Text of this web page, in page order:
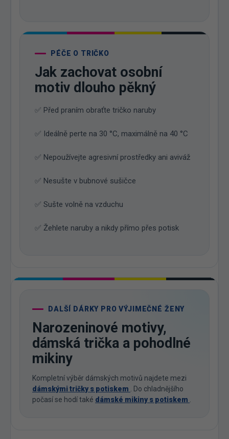
PÉČE O TRIČKO
Jak zachovat osobní
motiv dlouho pěkný
✅ Před praním obraťte tričko naruby
✅ Ideálně perte na 30 °C, maximálně na 40 °C
✅ Nepoužívejte agresivní prostředky ani aviváž
✅ Nesušte v bubnové sušičce
✅ Sušte volně na vzduchu
✅ Žehlete naruby a nikdy přímo přes potisk
DALŠÍ DÁRKY PRO VÝJIMEČNÉ ŽENY
Narozeninové motivy,
dámská trička a pohodlné
mikiny
Kompletní výběr dámských motivů najdete mezi
dámskými tričky s potiskem . Do chladnějšího
počasí se hodí také dámské mikiny s potiskem .